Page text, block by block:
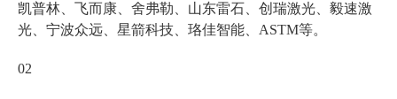
凯普林、飞而康、舍弗勒、山东雷石、创瑞激光、毅速激
光、宁波众远、星箭科技、珞佳智能、ASTM等。
02